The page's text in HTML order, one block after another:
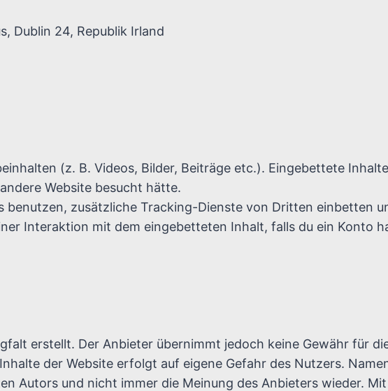
Dublin 24, Republik Irland
(z. B. Videos, Bilder, Beiträge etc.). Eingebettete
Website besucht hätte.
benutzen, zusätzliche Tracking-Dienste von Dritten einbetten
Interaktion mit dem eingebetteten Inhalt, falls du ein Konto
erstellt. Der Anbieter übernimmt jedoch keine Gewähr für
der Website erfolgt auf eigene Gefahr des Nutzers.
Autors und nicht immer die Meinung des Anbieters wieder.